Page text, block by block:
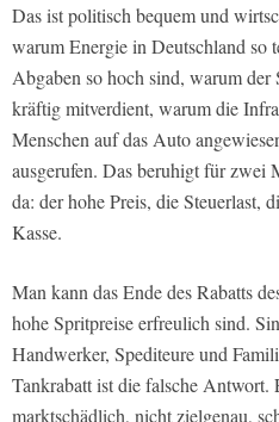
Das ist politisch bequem und
warum Energie in Deutschland so
Abgaben so hoch sind, warum der
kräftig mitverdient, warum die
Menschen auf das Auto
ausgerufen. Das beruhigt für zwei
da: der hohe Preis, die Steuerlast,
Kasse.
Man kann das Ende des Rabatts
hohe Spritpreise erfreulich sind.
Handwerker, Spediteure und
Tankrabatt ist die falsche Antwort.
marktschädlich, nicht zielgenau,